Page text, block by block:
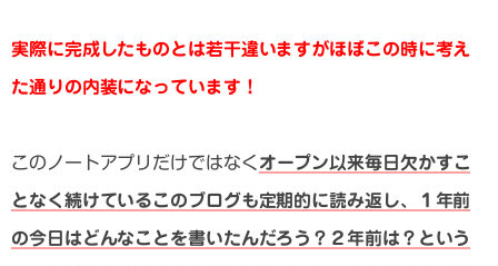
実際に完成したものとは若干違いますがほぼこの時に考え
た通りの内装になっています！
このノートアプリだけではなく オープン以来毎日欠かすこ
となく続けているこのブログも定期的に読み返し、１年前
の今日はどんなことを書いたんだろう？２年前は？という